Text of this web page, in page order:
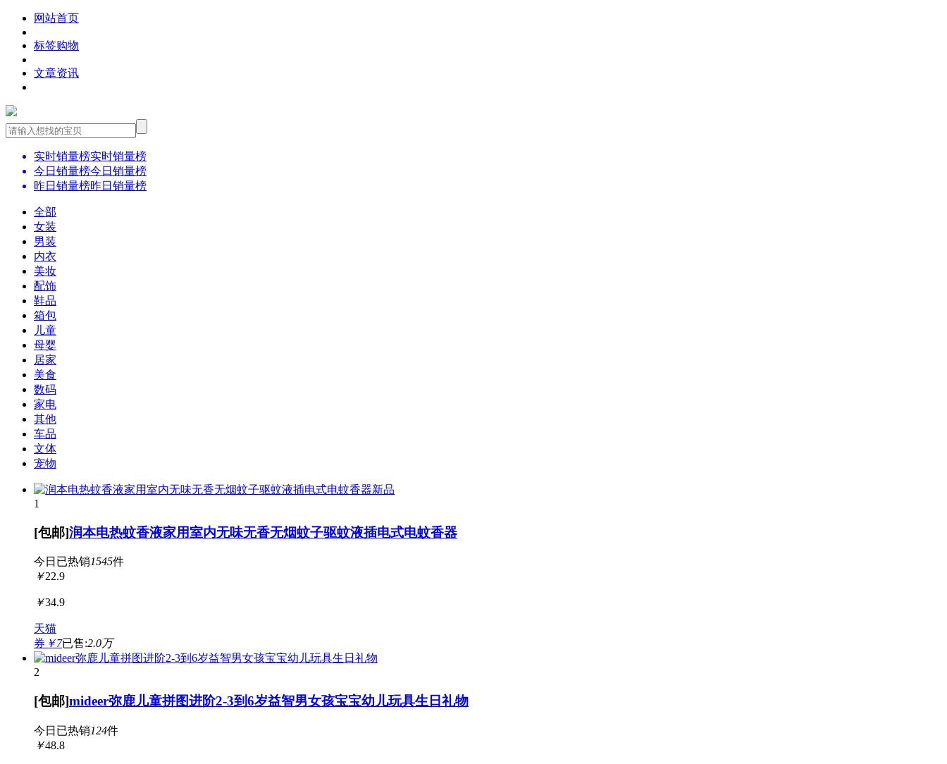
网站首页
标签购物
文章资讯
实时销量榜实时销量榜
今日销量榜今日销量榜
昨日销量榜昨日销量榜
全部
女装
男装
内衣
美妆
配饰
鞋品
箱包
儿童
母婴
居家
美食
数码
家电
其他
车品
文体
宠物
新品
1
[包邮]润本电热蚊香液家用室内无味无香无烟蚊子驱蚊液插电式电蚊香器
今日已热销1545件
￥22.9
￥34.9
天猫
券 ￥7已售:2.0万
2
[包邮]mideer弥鹿儿童拼图进阶2-3到6岁益智男女孩宝宝幼儿玩具生日礼物
今日已热销124件
￥48.8